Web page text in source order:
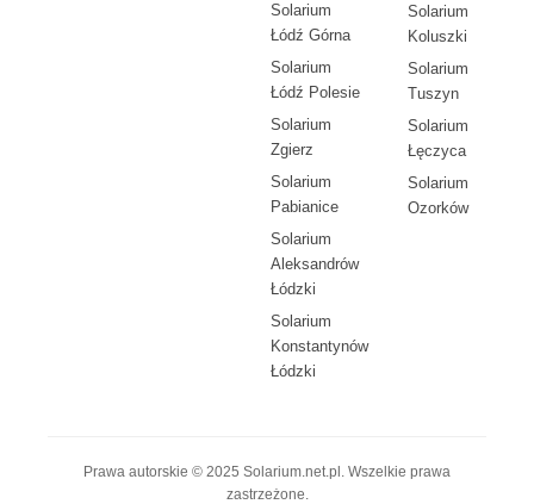
Solarium
Łódź Górna
Solarium
Łódź Polesie
Solarium
Zgierz
Solarium
Pabianice
Solarium
Aleksandrów
Łódzki
Solarium
Konstantynów
Łódzki
Solarium
Koluszki
Solarium
Tuszyn
Solarium
Łęczyca
Solarium
Ozorków
Prawa autorskie © 2025 Solarium.net.pl. Wszelkie prawa
zastrzeżone.